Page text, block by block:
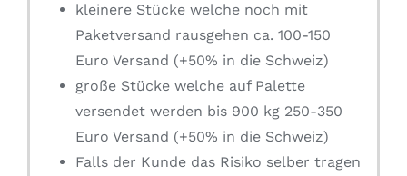
kleinere Stücke welche noch mit
Paketversand rausgehen ca. 100-150
Euro Versand (+50% in die Schweiz)
große Stücke welche auf Palette
versendet werden bis 900 kg 250-350
Euro Versand (+50% in die Schweiz)
Falls der Kunde das Risiko selber tragen